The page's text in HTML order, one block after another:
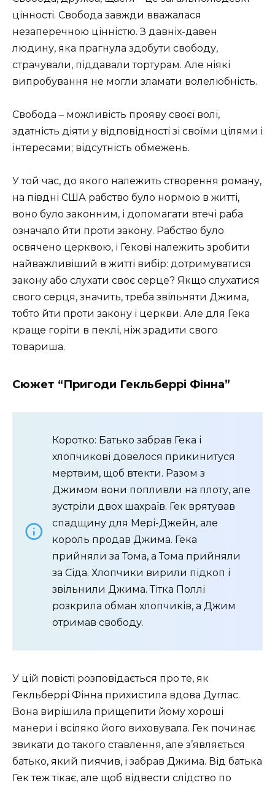
цінності. Свобода завжди вважалася
незаперечною цінністю. З давніх-давен
людину, яка прагнула здобути свободу,
страчували, піддавали тортурам. Але ніякі
випробування не могли зламати волелюбність.
Свобода – можливість прояву своєї волі,
здатність діяти у відповідності зі своїми цілями і
інтересами; відсутність обмежень.
У той час, до якого належить створення роману,
на півдні США рабство було нормою в житті,
воно було законним, і допомагати втечі раба
означало йти проти закону. Рабство було
освячено церквою, і Гекові належить зробити
найважливіший в житті вибір: дотримуватися
закону або слухати своє серце? Якщо слухатися
свого серця, значить, треба звільняти Джима,
тобто йти проти закону і церкви. Але для Гека
краще горіти в пеклі, ніж зрадити свого
товариша.
Сюжет “Пригоди Гекльберрі Фінна”
Коротко: Батько забрав Гека і
хлопчикові довелося прикинитуся
мертвим, щоб втекти. Разом з
Джимом вони попливли на плоту, але
зустріли двох шахраїв. Гек врятував
спадщину для Мері-Джейн, але
король продав Джима. Гека
прийняли за Тома, а Тома прийняли
за Сіда. Хлопчики вирили підкоп і
звільнили Джима. Тітка Поллі
розкрила обман хлопчиків, а Джим
отримав свободу.
У цій повісті розповідається про те, як
Гекльберрі Фінна прихистила вдова Дуглас.
Вона вирішила прищепити йому хороші
манери і всіляко його виховувала. Гек починає
звикати до такого ставлення, але з’являється
батько, який пиячив, і забрав Джима. Від батька
Гек теж тікає, але щоб відвести слідство по